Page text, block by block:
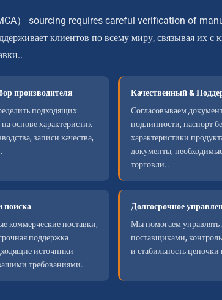
） sourcing requires careful verification of
клиентов по всему миру, связывая
производителя
подходящих
основе характеристик
записи качества,
Качественный &
Согласовываем
подлинности, паспорт
характеристики
документы,
торговли..
поиска
коммерческие поставки,
поддержка
источники
требованиями.
Долгосрочное
Мы помогаем управлять
поставщиками, контроль
и стабильность цепочки